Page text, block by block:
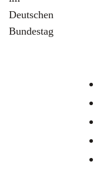
Deutschen
Bundestag